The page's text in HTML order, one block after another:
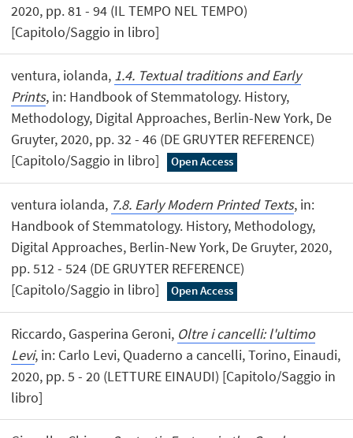
2020, pp. 81 - 94 (IL TEMPO NEL TEMPO)
[Capitolo/Saggio in libro]
ventura, iolanda, 1.4. Textual traditions and Early
Prints, in: Handbook of Stemmatology. History,
Methodology, Digital Approaches, Berlin-New York, De
Gruyter, 2020, pp. 32 - 46 (DE GRUYTER REFERENCE)
[Capitolo/Saggio in libro]
Open Access
ventura iolanda, 7.8. Early Modern Printed Texts, in:
Handbook of Stemmatology. History, Methodology,
Digital Approaches, Berlin-New York, De Gruyter, 2020,
pp. 512 - 524 (DE GRUYTER REFERENCE)
[Capitolo/Saggio in libro]
Open Access
Riccardo, Gasperina Geroni, Oltre i cancelli: l'ultimo
Levi, in: Carlo Levi, Quaderno a cancelli, Torino, Einaudi,
2020, pp. 5 - 20 (LETTURE EINAUDI) [Capitolo/Saggio in
libro]